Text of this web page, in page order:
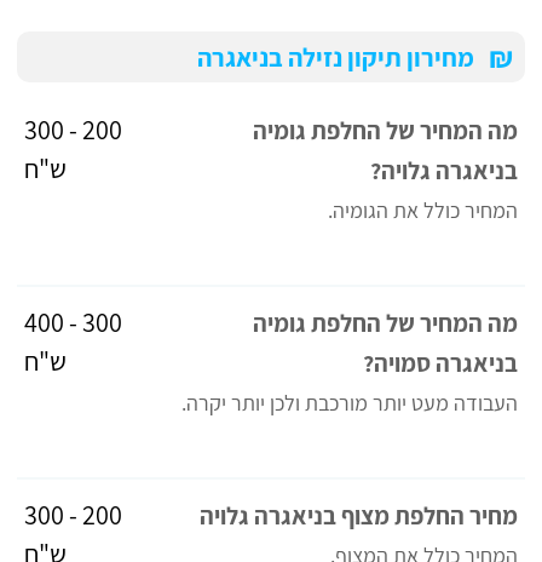
₪ מחירון תיקון נזילה בניאגרה
מה המחיר של החלפת גומיה
בניאגרה גלויה?
המחיר כולל את הגומיה.
200 - 300
ש"ח
מה המחיר של החלפת גומיה
בניאגרה סמויה?
העבודה מעט יותר מורכבת ולכן יותר יקרה.
300 - 400
ש"ח
מחיר החלפת מצוף בניאגרה גלויה
המחיר כולל את המצוף.
200 - 300
ש"ח